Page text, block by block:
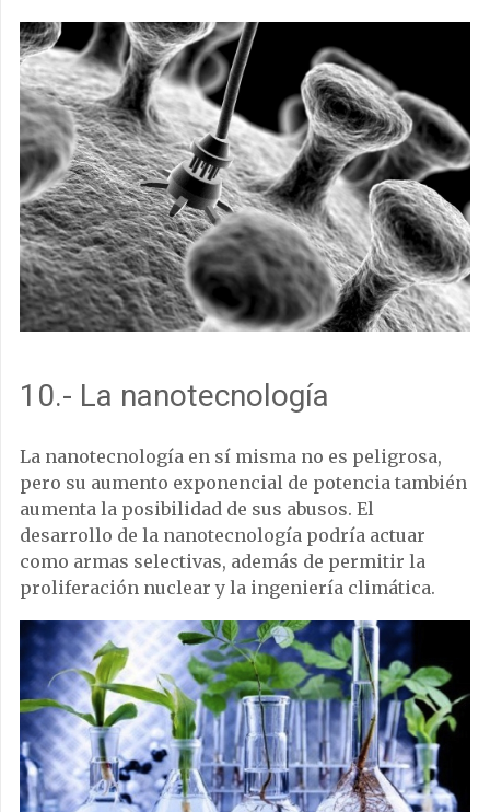
10.- La nanotecnología
La nanotecnología en sí misma no es peligrosa,
pero su aumento exponencial de potencia también
aumenta la posibilidad de sus abusos. El
desarrollo de la nanotecnología podría actuar
como armas selectivas, además de permitir la
proliferación nuclear y la ingeniería climática.